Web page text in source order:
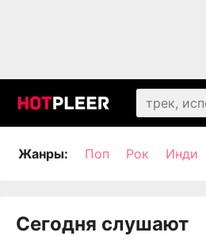
Жанры: Поп Рок Инди
Сегодня слушают